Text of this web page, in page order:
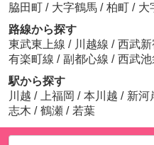
脇田町 / 大字鶴馬 / 柏町 / 大
路線から探す
東武東上線 / 川越線 / 西武新
有楽町線 / 副都心線 / 西武池
駅から探す
川越 / 上福岡 / 本川越 / 新河
志木 / 鶴瀬 / 若葉